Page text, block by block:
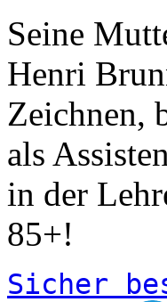
Seine
Henri
Zeichnen,
als
in der
85+!
Sicher